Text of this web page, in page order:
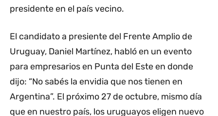
presidente en el país vecino.
El candidato a presiente del Frente Amplio de
Uruguay, Daniel Martínez, habló en un evento
para empresarios en Punta del Este en donde
dijo: “No sabés la envidia que nos tienen en
Argentina”. El próximo 27 de octubre, mismo día
que en nuestro país, los uruguayos eligen nuevo